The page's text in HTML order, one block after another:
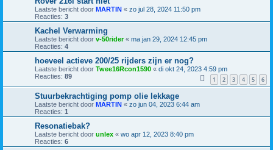
Laatste bericht door MARTIN « zo jul 28, 2024 11:50 pm
Reacties: 3
Kachel Verwarming
Laatste bericht door v-50rider« ma jan 29, 2024 12:45 pm
Reacties: 4
hoeveel actieve 200/25 rijders zijn er nog?
Laatste bericht door Twee16Rcon1590 « di okt 24, 2023 4:59 pm
Reacties: 89 1 2 3 4 5 6
Stuurbekrachtiging pomp olie lekkage
Laatste bericht door MARTIN « zo jun 04, 2023 6:44 am
Reacties: 1
Resonatiebak?
Laatste bericht door unlex « wo apr 12, 2023 8:40 pm
Reacties: 6